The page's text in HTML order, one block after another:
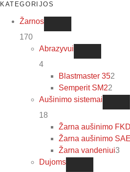
KATEGORIJOS
Žarnos
170
Abrazyvui
4
Blastmaster 352
Semperit SM22
Aušinimo sistemai
18
Žarna aušinimo
Žarna aušinimo
Žarna vandeniui3
Dujoms